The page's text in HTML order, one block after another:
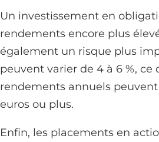
Un investissement en
rendements encore plus
également un risque plus
peuvent varier de 4 à 6 %, ce
rendements annuels
euros ou plus.
Enfin, les placements en